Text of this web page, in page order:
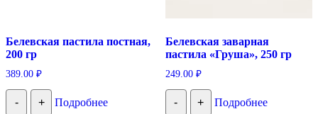
Белевская пастила постная,
200 гр
389.00 ₽
- +
Подробнее
Белевская заварная
пастила «Груша», 250 гр
249.00 ₽
- +
Подробнее